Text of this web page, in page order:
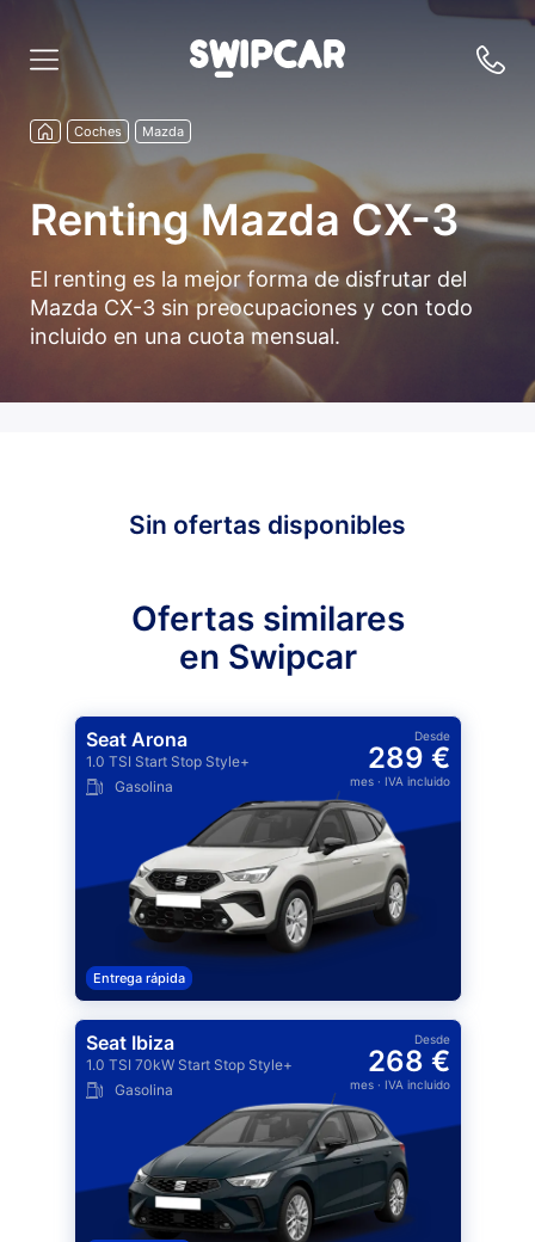
Coches Mazda
Renting Mazda CX-3
El renting es la mejor forma de disfrutar del
Mazda CX-3 sin preocupaciones y con todo
incluido en una cuota mensual.
Sin ofertas disponibles
Ofertas similares
en Swipcar
Seat Arona
1.0 TSI Start Stop Style+
Gasolina
Desde
289 €
mes· IVA incluido
Entrega rápida
Seat Ibiza
1.0 TSI 70kW Start Stop Style+
Gasolina
Desde
268 €
mes· IVA incluido